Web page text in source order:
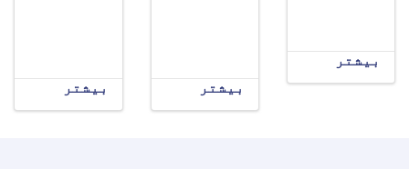
بیشتر
بیشتر بیشتر